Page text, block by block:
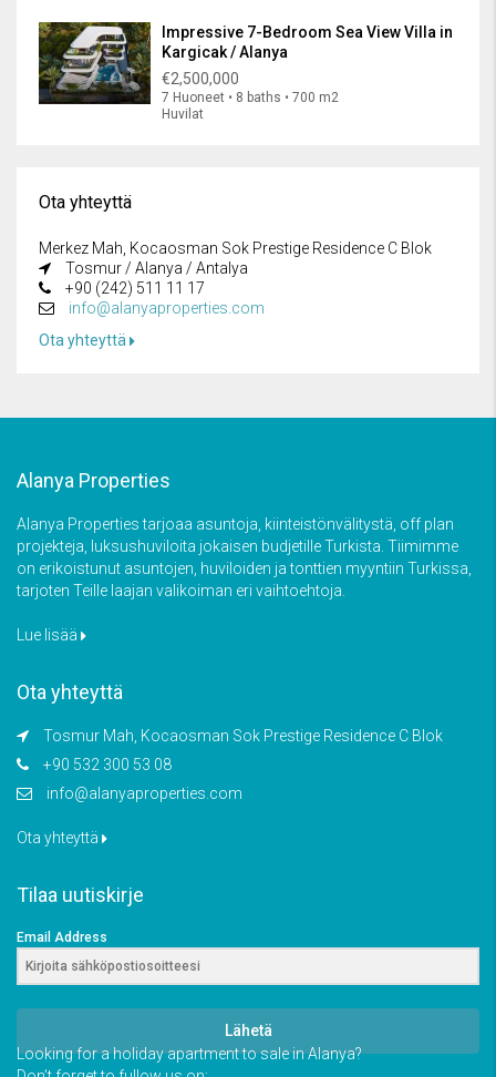
Impressive 7-Bedroom Sea View Villa in
Kargicak / Alanya
€2,500,000
7 Huoneet • 8 baths • 700 m2
Huvilat
Ota yhteyttä
Merkez Mah, Kocaosman Sok Prestige Residence C Blok
Tosmur / Alanya / Antalya
+90 (242) 511 11 17
info@alanyaproperties.com
Ota yhteyttä
Alanya Properties
Alanya Properties tarjoaa asuntoja, kiinteistönvälitystä, off plan
projekteja, luksushuviloita jokaisen budjetille Turkista. Tiimimme
on erikoistunut asuntojen, huviloiden ja tonttien myyntiin Turkissa,
tarjoten Teille laajan valikoiman eri vaihtoehtoja.
Lue lisää
Ota yhteyttä
Tosmur Mah, Kocaosman Sok Prestige Residence C Blok
+90 532 300 53 08
info@alanyaproperties.com
Ota yhteyttä
Tilaa uutiskirje
Email Address
Lähetä
Looking for a holiday apartment to sale in Alanya?